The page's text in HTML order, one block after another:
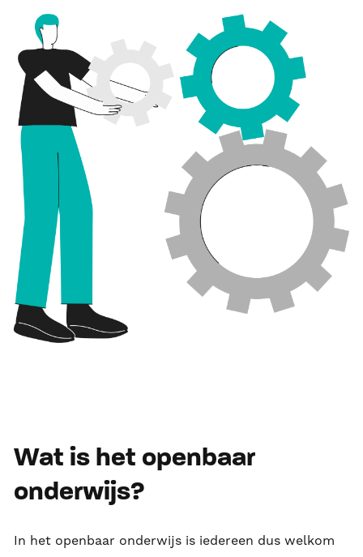
Wat is het openbaar
onderwijs?
In het openbaar onderwijs is iedereen dus welkom